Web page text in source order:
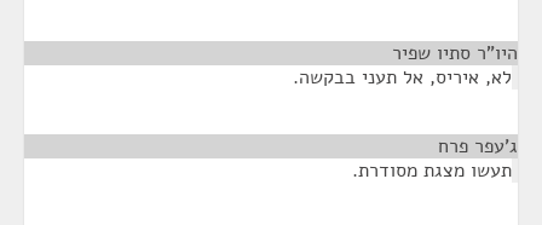
היו"ר סתיו שפיר
לא, איריס, אל תעני בבקשה.
ג'עפר פרח
תעשו מצגת מסודרת.